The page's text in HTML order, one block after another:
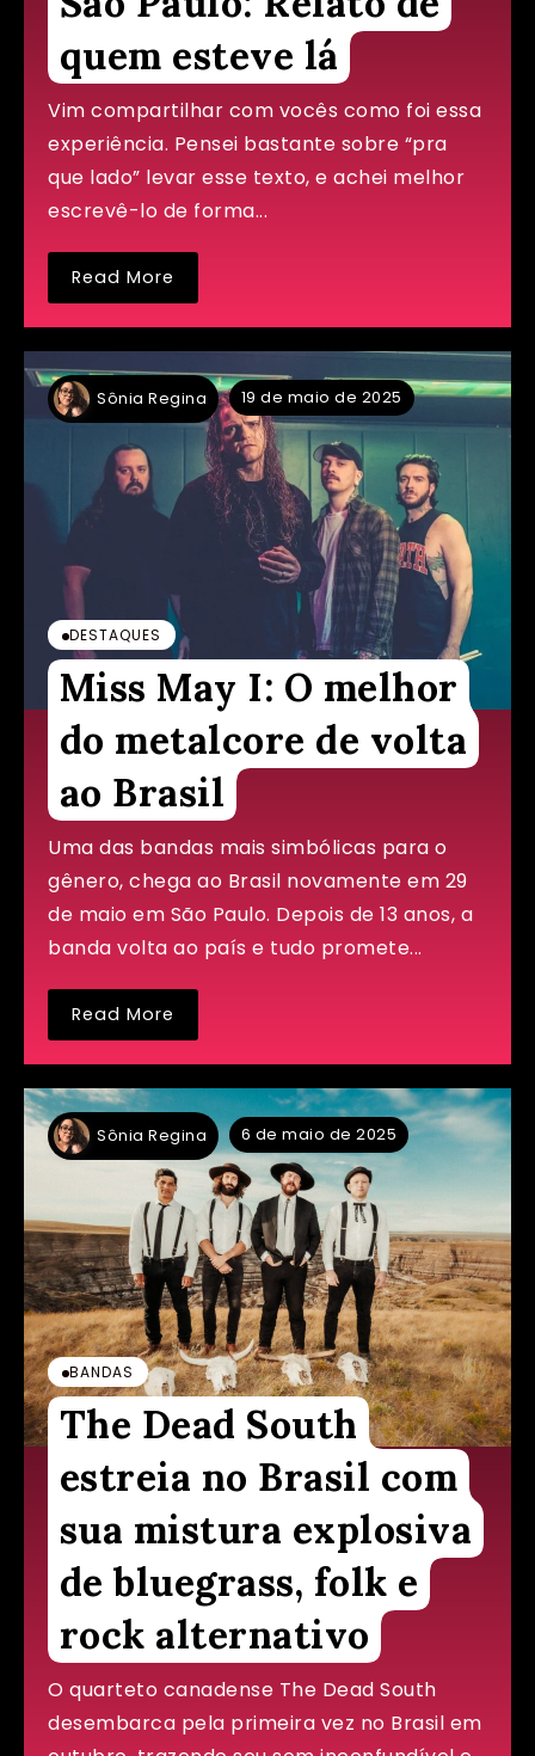
quem esteve lá
Vim compartilhar com vocês como foi essa
experiência. Pensei bastante sobre “pra
que lado” levar esse texto, e achei melhor
escrevê-lo de forma...
Read More
Sônia Regina 19 de maio de 2025
DESTAQUES
Miss May I: O melhor
do metalcore de volta
ao Brasil
Uma das bandas mais simbólicas para o
gênero, chega ao Brasil novamente em 29
de maio em São Paulo. Depois de 13 anos, a
banda volta ao país e tudo promete...
Read More
Sônia Regina 6 de maio de 2025
BANDAS
The Dead South
estreia no Brasil com
sua mistura explosiva
de bluegrass, folk e
rock alternativo
O quarteto canadense The Dead South
desembarca pela primeira vez no Brasil em